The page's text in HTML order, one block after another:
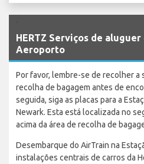
HERTZ Serviços de
Aeroporto
Por favor, lembre-se de recolher a
recolha de bagagem antes de
seguida, siga as placas para a
Newark. Esta está localizada no
acima da área de recolha de
Desembarque do AirTrain na
instalações centrais de carros da